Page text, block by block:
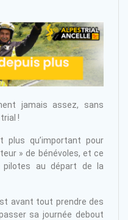
jamais assez, sans
!
plus qu’important pour
» de bénévoles, et ce
au départ de la
avant tout prendre des
sa journée debout